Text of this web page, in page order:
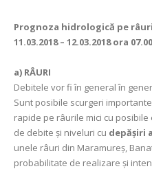
Prognoza hidrologică pe
11.03.2018 – 12.03.2018 ora 07.00
a) RÂURI
Debitele vor fi în general în
Sunt posibile scurgeri
rapide pe râurile mici cu
de debite şi niveluri cu depăşiri
unele râuri din Maramureş,
probabilitate de realizare şi